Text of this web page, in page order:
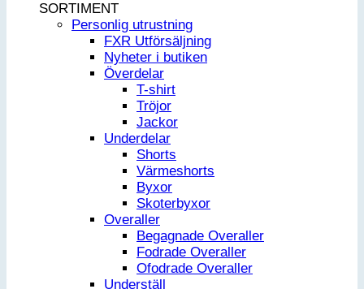
SORTIMENT
Personlig utrustning
FXR Utförsäljning
Nyheter i butiken
Överdelar
T-shirt
Tröjor
Jackor
Underdelar
Shorts
Värmeshorts
Byxor
Skoterbyxor
Overaller
Begagnade Overaller
Fodrade Overaller
Ofodrade Overaller
Underställ